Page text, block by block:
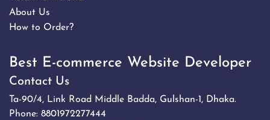
About Us
How to Order?
Best E-commerce Website Developer
Contact Us
Ta-90/4, Link Road Middle Badda, Gulshan-1, Dhaka.
Phone: 8801972277444